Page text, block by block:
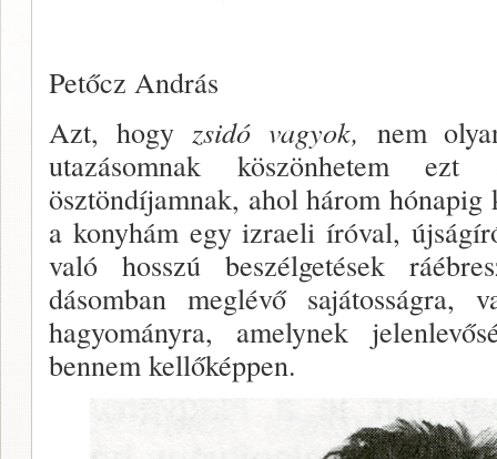
Petőcz András
Azt, hogy zsidó vagyok, nem
utazásomnak köszönhetem
ösztöndíjamnak, ahol három hónapig
a konyhám egy izraeli íróval,
való hosszú beszélge­tések
dásomban meglévő sajátosságra,
hagyományra, amelynek
bennem kellőképpen.